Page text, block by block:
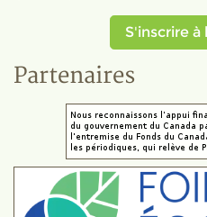
S'inscrire
Partenaires